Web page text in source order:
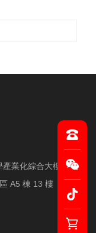
業化綜合大樓 A603
A5 棟 13 樓